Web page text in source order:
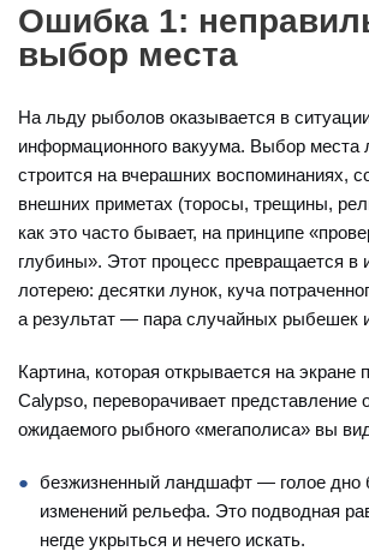
Ошибка 1:
выбор места
На льду рыболов оказывается в
информационного вакуума. Выбор места
строится на вчерашних воспоминаниях,
внешних приметах (торосы, трещины,
как это часто бывает, на принципе
глубины». Этот процесс превращается в
лотерею: десятки лунок, куча
а результат — пара случайных рыбешек
Картина, которая открывается на экране
Calypso, переворачивает представление
ожидаемого рыбного «мегаполиса» вы
безжизненный ландшафт — голое дно
изменений рельефа. Это подводная
негде укрыться и нечего искать.